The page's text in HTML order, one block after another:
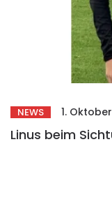
NEWS 1.
Linus beim